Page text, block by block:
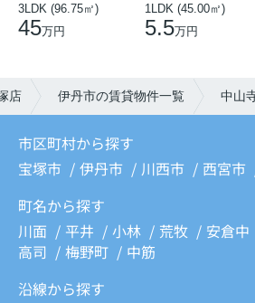
3LDK (96.75㎡)
45万円
1LDK (45.00㎡)
5.5万円
店 伊丹市の賃貸物件一覧 中山
市区町村から探す
宝塚市
伊丹市 川西市 西宮市
町名から探す
川面
平井 小林 荒牧 安倉中
高司
梅野町
中筋
沿線から探す